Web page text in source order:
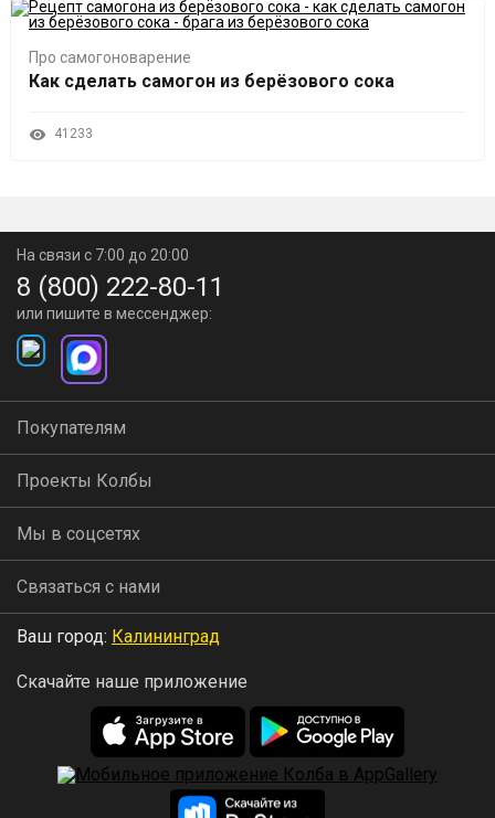
Про самогоноварение
Как сделать самогон из берёзового сока
41233
На связи с 7:00 до 20:00
8 (800) 222-80-11
или пишите в мессенджер:
Покупателям
Проекты Колбы
Мы в соцсетях
Связаться с нами
Ваш город: Калининград
Скачайте наше приложение